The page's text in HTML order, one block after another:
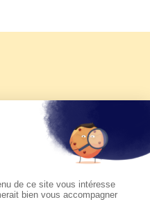
d'été 2026 de KTO
du pape Léon
à suivre sur KTO le